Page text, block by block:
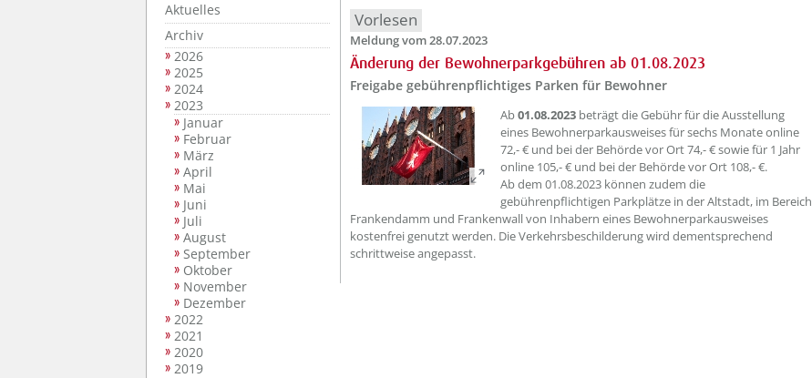
Aktuelles
Archiv
2026
2025
2024
2023
Januar
Februar
März
April
Mai
Juni
Juli
August
September
Oktober
November
Dezember
2022
2021
2020
2019
Vorlesen
Meldung vom 28.07.2023
Änderung der Bewohnerparkgebühren ab 01.08.2023
Freigabe gebührenpflichtiges Parken für Bewohner
??? absaetzeOben[1]/titel ???
Ab01.08.2023 beträgt die Gebühr für die Ausstellung
eines Bewohnerparkausweises für sechs Monate online
72,- € und bei der Behörde vor Ort 74,- € sowie für 1 Jahr
online 105,- € und bei der Behörde vor Ort 108,- €.
Ab dem 01.08.2023 können zudem die
gebührenpflichtigen Parkplätze in der Altstadt, im Bereich
Frankendamm und Frankenwall von Inhabern eines Bewohnerparkausweises
kostenfrei genutzt werden. Die Verkehrsbeschilderung wird dementsprechend
schrittweise angepasst.